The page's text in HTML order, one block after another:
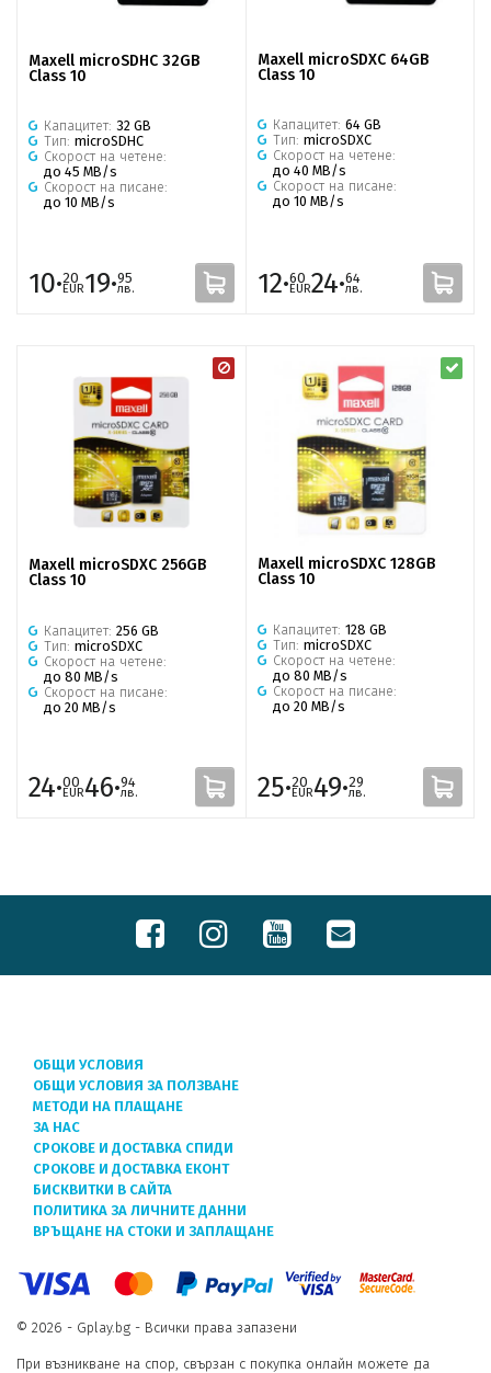
Maxell microSDHC 32GB
Class 10
Капацитет: 32 GB
Тип: microSDHC
Скорост на четене:
до 45 MB/s
Скорост на писане:
до 10 MB/s
10·20
EUR19·95
лв.
Maxell microSDXC 64GB
Class 10
Капацитет: 64 GB
Тип: microSDXC
Скорост на четене:
до 40 MB/s
Скорост на писане:
до 10 MB/s
12·60
EUR24·64
лв.
Maxell microSDXC 256GB
Class 10
Капацитет: 256 GB
Тип: microSDXC
Скорост на четене:
до 80 MB/s
Скорост на писане:
до 20 MB/s
24·00
EUR46·94
лв.
Maxell microSDXC 128GB
Class 10
Капацитет: 128 GB
Тип: microSDXC
Скорост на четене:
до 80 MB/s
Скорост на писане:
до 20 MB/s
25·20
EUR49·29
лв.
ОБЩИ УСЛОВИЯ
ОБЩИ УСЛОВИЯ ЗА ПОЛЗВАНЕ
МЕТОДИ НА ПЛАЩАНЕ
ЗА НАС
СРОКОВЕ И ДОСТАВКА СПИДИ
СРОКОВЕ И ДОСТАВКА ЕКОНТ
БИСКВИТКИ В САЙТА
ПОЛИТИКА ЗА ЛИЧНИТЕ ДАННИ
ВРЪЩАНЕ НА СТОКИ И ЗАПЛАЩАНЕ
© 2026 - Gplay.bg - Всички права запазени
При възникване на спор, свързан с покупка онлайн можете да